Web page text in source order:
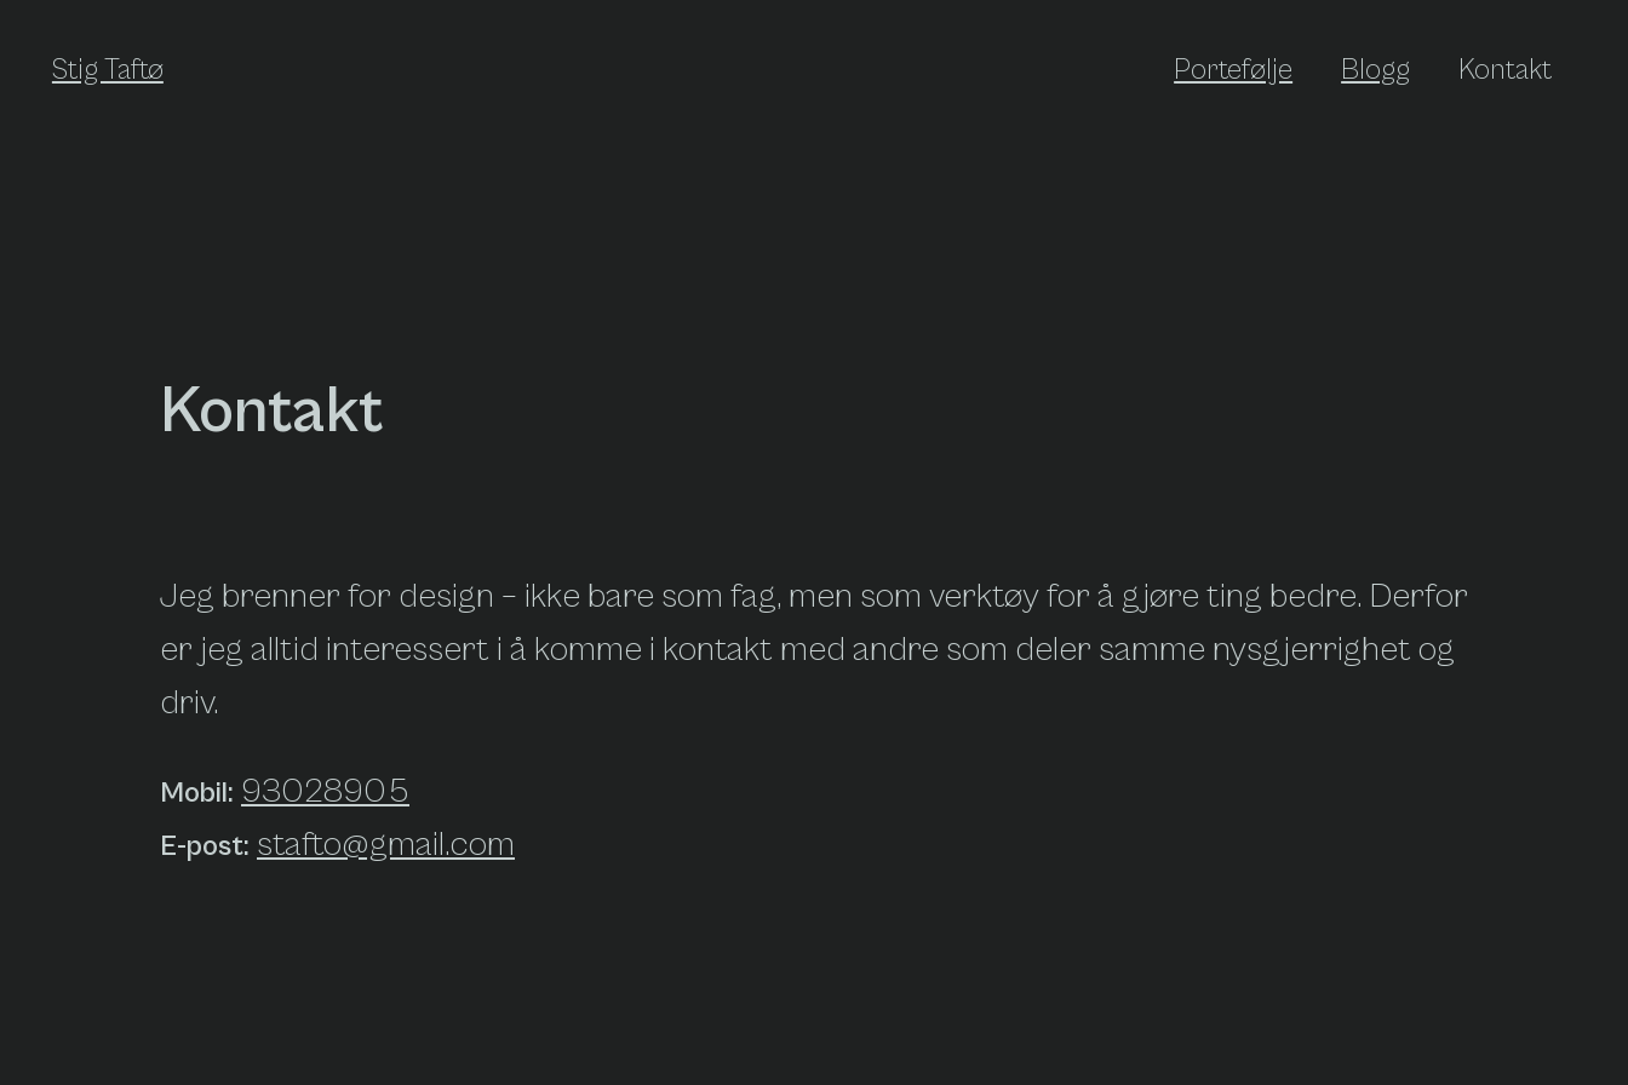
Stig Taftø Portefølje Blogg Kontakt
Kontakt
Jeg brenner for design – ikke bare som fag, men som verktøy for å gjøre ting bedre. Derfor
er jeg alltid interessert i å komme i kontakt med andre som deler samme nysgjerrighet og
driv.
Mobil: 93028905
E-post: stafto@gmail.com